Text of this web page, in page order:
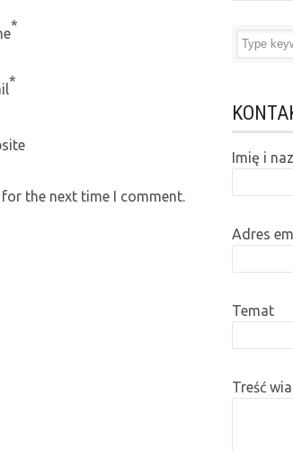
*
*
the next time I comment.
Imię i
Adres
Temat
Treść